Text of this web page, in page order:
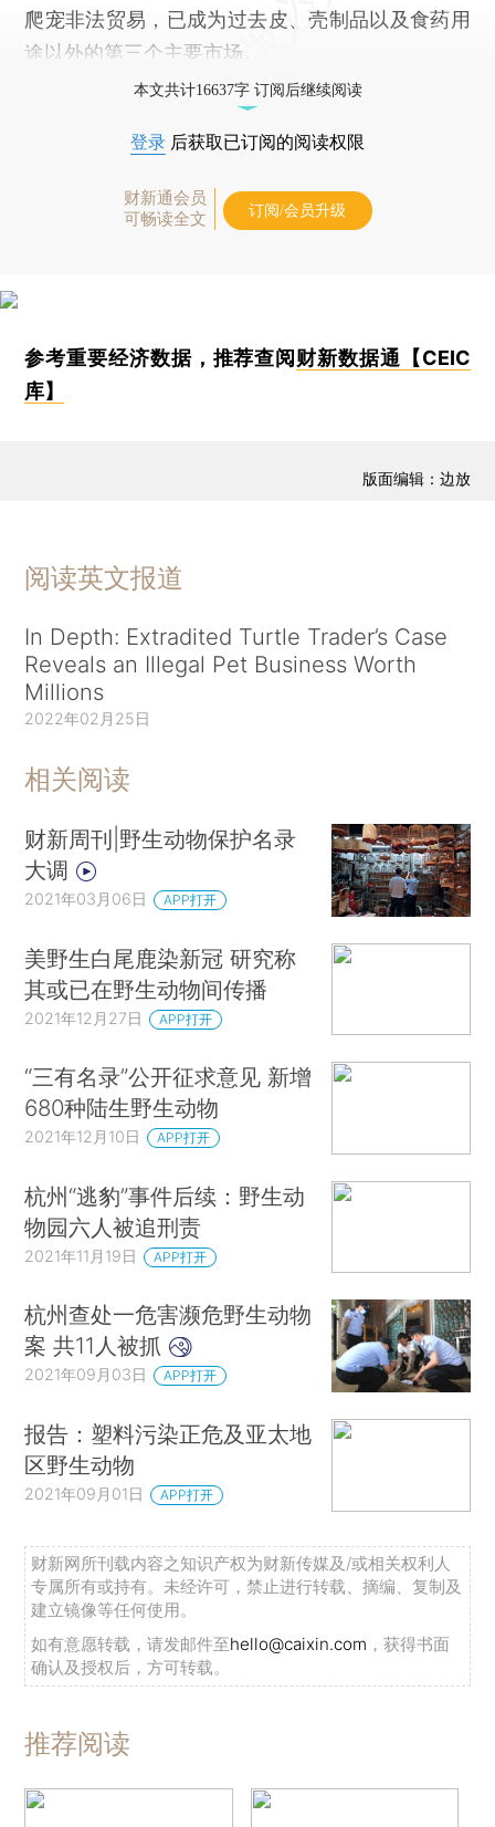
爬宠非法贸易，已成为过去皮、壳制品以及食药用
途以外的第三个主要市场。
本文共计16637字 订阅后继续阅读
登录 后获取已订阅的阅读权限
财新通会员
可畅读全文
订阅/会员升级
参考重要经济数据，推荐查阅 财新数据通【CEIC
库】
版面编辑：边放
阅读英文报道
In Depth: Extradited Turtle Trader’s Case
Reveals an Illegal Pet Business Worth
Millions
2022年02月25日
相关阅读
财新周刊|野生动物保护名录
大调
2021年03月06日 APP打开
美野生白尾鹿染新冠 研究称
其或已在野生动物间传播
2021年12月27日 APP打开
“三有名录”公开征求意见 新增
680种陆生野生动物
2021年12月10日 APP打开
杭州“逃豹”事件后续：野生动
物园六人被追刑责
2021年11月19日 APP打开
杭州查处一危害濒危野生动物
案 共11人被抓
2021年09月03日 APP打开
报告：塑料污染正危及亚太地
区野生动物
2021年09月01日 APP打开
财新网所刊载内容之知识产权为财新传媒及/或相关权利人
专属所有或持有。未经许可，禁止进行转载、摘编、复制及
建立镜像等任何使用。
如有意愿转载，请发邮件至hello@caixin.com ，获得书面
确认及授权后，方可转载。
推荐阅读